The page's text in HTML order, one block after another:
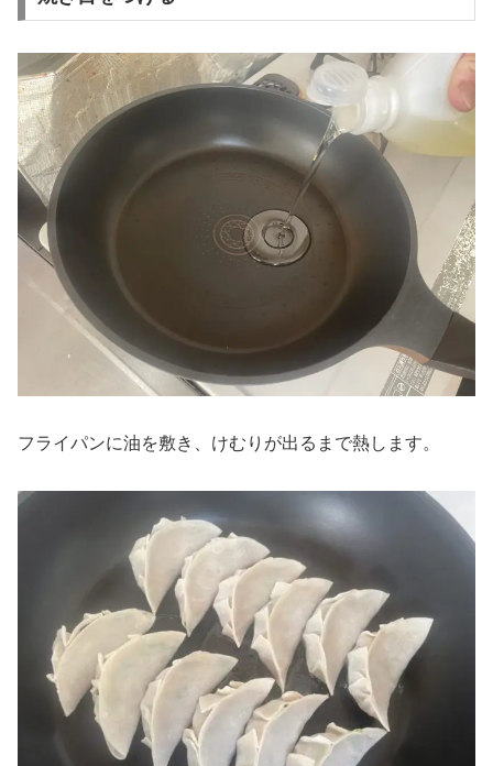
フライパンに油を敷き、けむりが出るまで熱します。